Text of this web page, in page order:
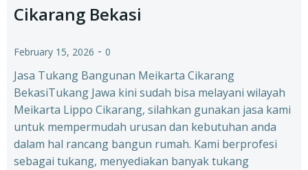
Cikarang Bekasi
February 15, 2026 - 0
Jasa Tukang Bangunan Meikarta Cikarang
BekasiTukang Jawa kini sudah bisa melayani wilayah
Meikarta Lippo Cikarang, silahkan gunakan jasa kami
untuk mempermudah urusan dan kebutuhan anda
dalam hal rancang bangun rumah. Kami berprofesi
sebagai tukang, menyediakan banyak tukang